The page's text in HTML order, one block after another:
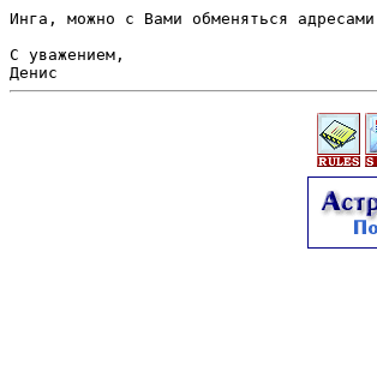
Инга, можно с Вами обменяться
С уважением,